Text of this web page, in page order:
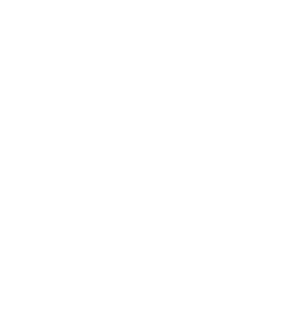
قائم مقام مدیرعامل در